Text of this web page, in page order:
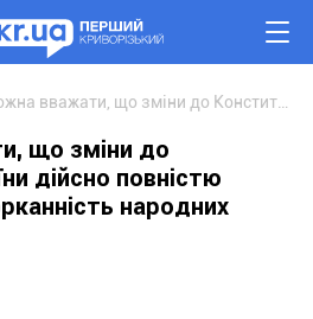
що зміни до
дійсно повністю
народних